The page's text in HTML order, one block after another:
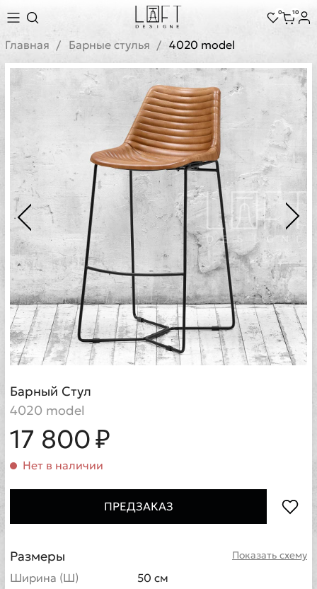
0 10
Главная Барные стулья 4020 model
Барный Стул
4020 model
17 800 ₽
Нет в наличии
ПРЕДЗАКАЗ
Показать схему
Размеры
Ширина (Ш)
50 см